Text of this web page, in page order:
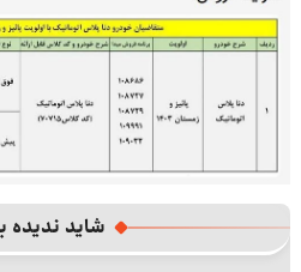
شاید ندیده